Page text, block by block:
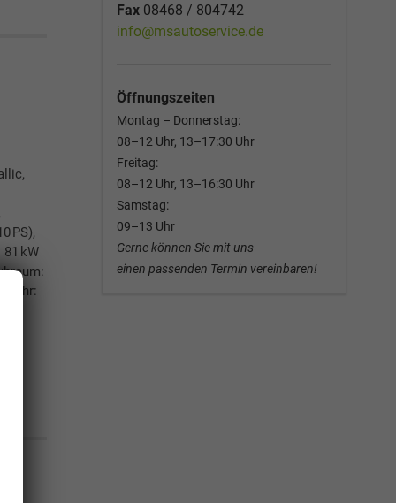
PS),
kW
Fax 08468 / 804742
info@msautoservice.de
Öffnungszeiten
Montag – Donnerstag:
08–12 Uhr, 13–17:30 Uhr
Freitag:
08–12 Uhr, 13–16:30 Uhr
Samstag:
09–13 Uhr
Gerne können Sie mit uns
einen passenden Termin vereinbaren!